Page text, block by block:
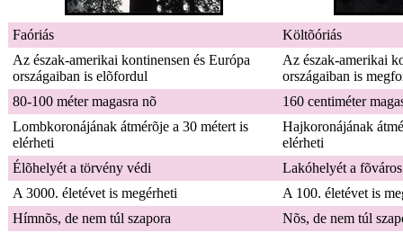
Faóriás
Költõóriás
Az észak-amerikai kontinensen és Európa
országaiban is elõfordul
Az észak-amerikai
országaiban is
80-100 méter magasra nõ
160 centiméter
Lombkoronájának átmérõje a 30 métert is
elérheti
Hajkoronájának
elérheti
Élõhelyét a törvény védi
Lakóhelyét a
A 3000. életévet is megérheti
A 100. életévet is
Hímnõs, de nem túl szapora
Nõs, de nem túl